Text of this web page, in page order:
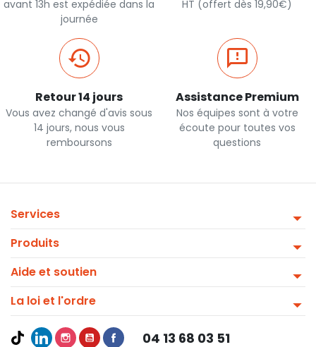
avant 13h est expédiée dans la
journée
HT (offert dès 19,90€)
Retour 14 jours
Vous avez changé d'avis sous
14 jours, nous vous
remboursons
Assistance Premium
Nos équipes sont à votre
écoute pour toutes vos
questions
Services
Produits
Aide et soutien
La loi et l'ordre
04 13 68 03 51